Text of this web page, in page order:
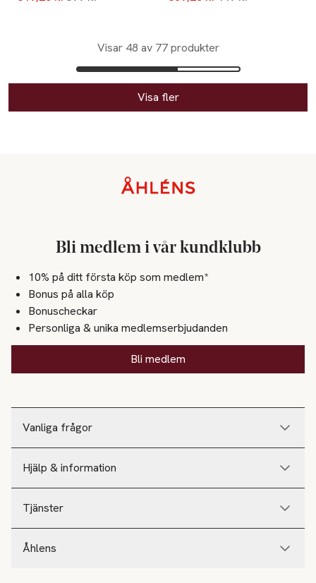
Visar 48 av 77 produkter
Visa fler
Vanliga frågor
Hjälp & information
Tjänster
Åhlens
Bli medlem i vår kundklubb
10% på ditt första köp som medlem*
Bonus på alla köp
Bonuscheckar
Personliga & unika medlemserbjudanden
Bli medlem